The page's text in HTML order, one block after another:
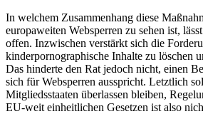
In welchem Zusammenhang diese
europaweiten Websperren zu sehen ist,
offen. Inzwischen verstärkt sich die
kinderpornographische Inhalte zu löschen
Das hinderte den Rat jedoch nicht, einen
sich für Websperren ausspricht. Letztlich
Mitgliedsstaaten überlassen bleiben,
EU-weit einheitlichen Gesetzen ist also